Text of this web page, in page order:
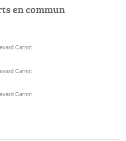
en commun
Carnot
Carnot
Carnot